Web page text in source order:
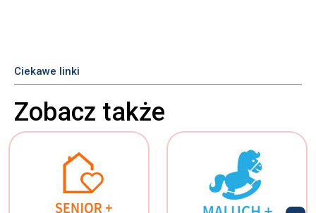
Ciekawe linki
Zobacz także